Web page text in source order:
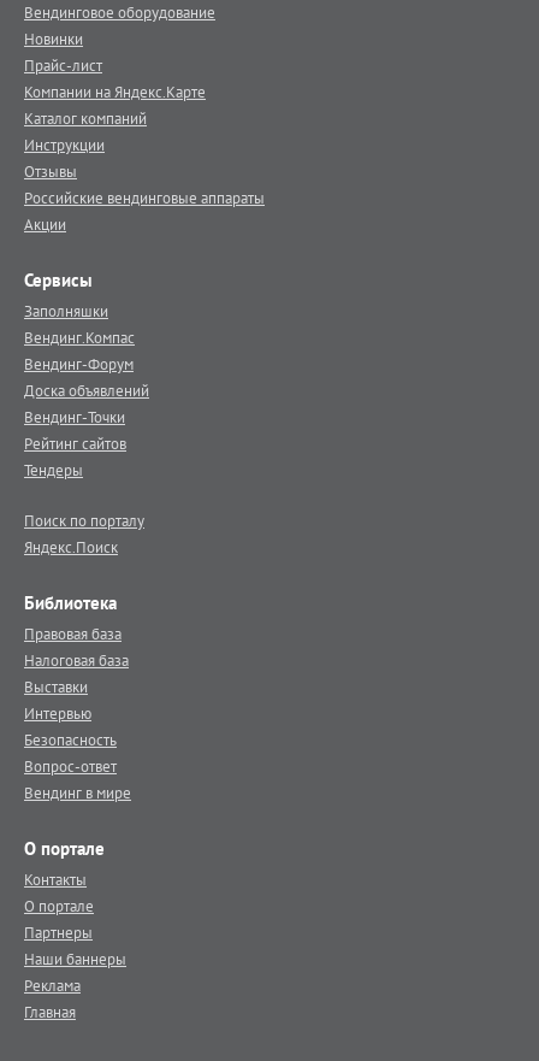
Вендинговое оборудование
Новинки
Прайс-лист
Компании на Яндекс.Карте
Каталог компаний
Инструкции
Отзывы
Российские вендинговые аппараты
Акции
Сервисы
Заполняшки
Вендинг.Компас
Вендинг-Форум
Доска объявлений
Вендинг-Точки
Рейтинг сайтов
Тендеры
Поиск по порталу
Яндекс.Поиск
Библиотека
Правовая база
Налоговая база
Выставки
Интервью
Безопасность
Вопрос-ответ
Вендинг в мире
О портале
Контакты
О портале
Партнеры
Наши баннеры
Реклама
Главная